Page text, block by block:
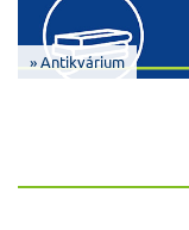
» Antikvárium